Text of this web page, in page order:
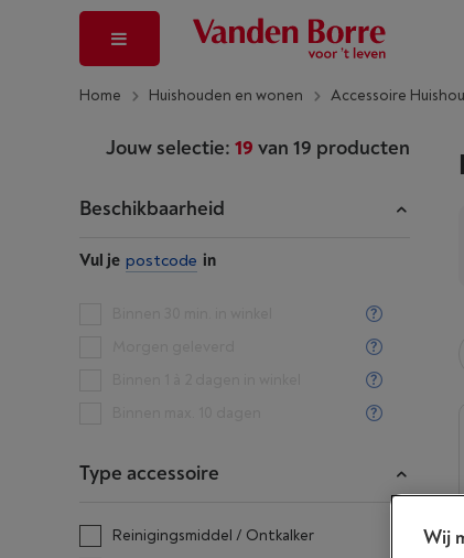
Home Huishouden en wonen Accessoire
Jouw selectie: 19 van 19 producten
Beschikbaarheid
Vul je postcode in
Type accessoire
Reinigingsmiddel / Ontkalker
Wij